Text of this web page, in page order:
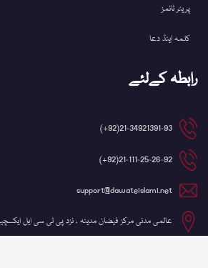
پریئر ٹائمز
کلمہ اینڈ دعا
رابطہ کےلئے
21-34921391-93(92+)
21-111-25-26-92(92+)
support@dawateislami.net
عالمی مدنی مرکز فیضان مدینہ ، نزد پی ٹی سی ایل